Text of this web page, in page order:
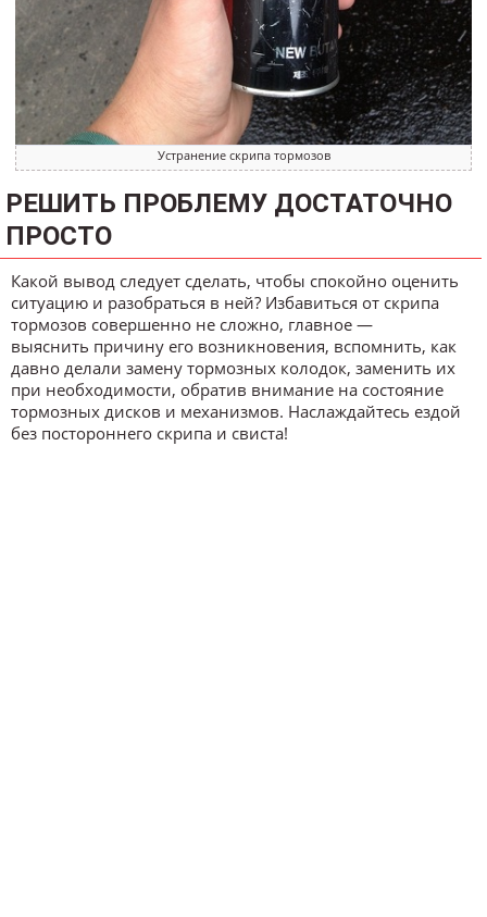
Устранение скрипа тормозов
РЕШИТЬ ПРОБЛЕМУ ДОСТАТОЧНО
ПРОСТО
Какой вывод следует сделать, чтобы спокойно оценить
ситуацию и разобраться в ней? Избавиться от скрипа
тормозов совершенно не сложно, главное —
выяснить причину его возникновения, вспомнить, как
давно делали замену тормозных колодок, заменить их
при необходимости, обратив внимание на состояние
тормозных дисков и механизмов. Наслаждайтесь ездой
без постороннего скрипа и свиста!